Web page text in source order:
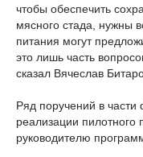
чтобы обеспечить
мясного стада, нужны
питания могут
это лишь часть
сказал Вячеслав
Ряд поручений в
реализации пилотного
руководителю